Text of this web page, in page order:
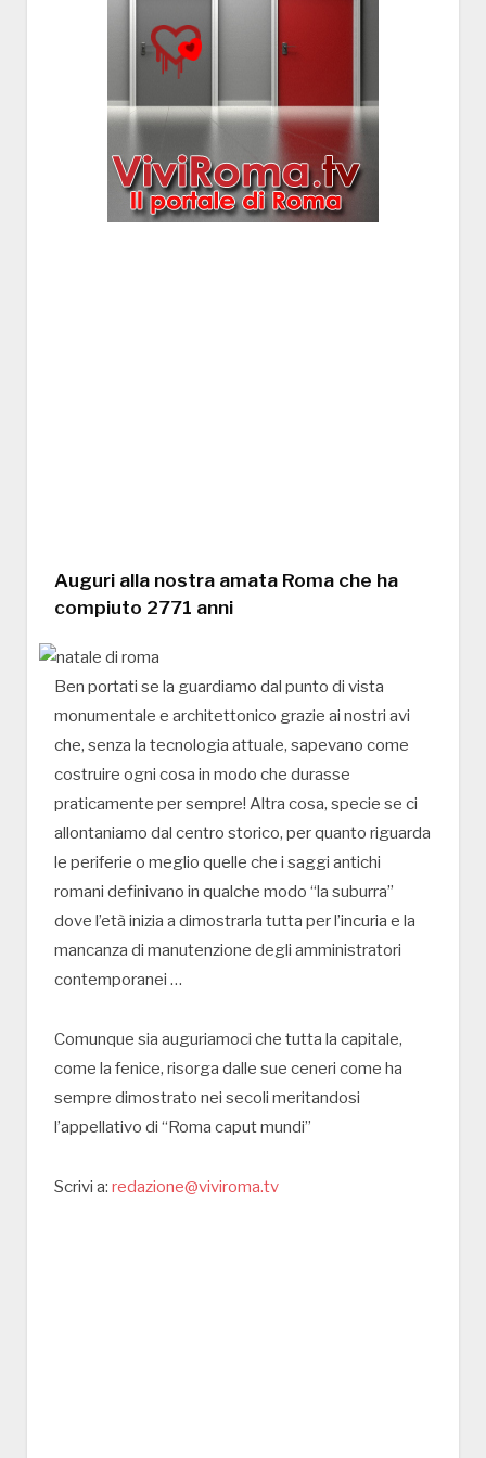
Auguri alla nostra amata Roma che ha
compiuto 2771 anni
Ben portati se la guardiamo dal punto di vista
monumentale e architettonico grazie ai nostri avi
che, senza la tecnologia attuale, sapevano come
costruire ogni cosa in modo che durasse
praticamente per sempre! Altra cosa, specie se ci
allontaniamo dal centro storico, per quanto riguarda
le periferie o meglio quelle che i saggi antichi
romani definivano in qualche modo “la suburra”
dove l’età inizia a dimostrarla tutta per l’incuria e la
mancanza di manutenzione degli amministratori
contemporanei …
Comunque sia auguriamoci che tutta la capitale,
come la fenice, risorga dalle sue ceneri come ha
sempre dimostrato nei secoli meritandosi
l’appellativo di “Roma caput mundi”
Scrivi a: redazione@viviroma.tv